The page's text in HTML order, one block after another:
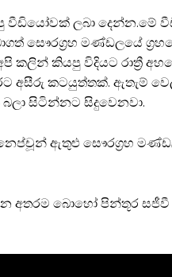
වීඩියෝවක් ලබා දෙන්න.මේ
සෞරග්‍රහ මණ්ඩලයේ
කියපු විදියට රාත්‍රී
අසීරු කටයුත්තක්. ඇතැම්
සිටින්නට සිදුවෙනවා.
නෙප්චූන් ඇතුළු සෞරග්‍රහ
අතරම බොහෝ පින්තූර